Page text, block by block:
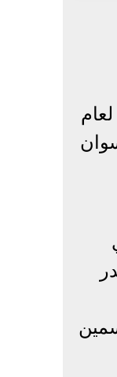
21 فبراير لعام